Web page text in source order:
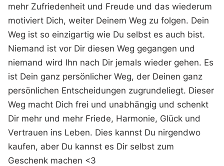
mehr Zufriedenheit und Freude und das wiederum
motiviert Dich, weiter Deinem Weg zu folgen. Dein
Weg ist so einzigartig wie Du selbst es auch bist.
Niemand ist vor Dir diesen Weg gegangen und
niemand wird Ihn nach Dir jemals wieder gehen. Es
ist Dein ganz persönlicher Weg, der Deinen ganz
persönlichen Entscheidungen zugrundeliegt. Dieser
Weg macht Dich frei und unabhängig und schenkt
Dir mehr und mehr Friede, Harmonie, Glück und
Vertrauen ins Leben. Dies kannst Du nirgendwo
kaufen, aber Du kannst es Dir selbst zum
Geschenk machen <3